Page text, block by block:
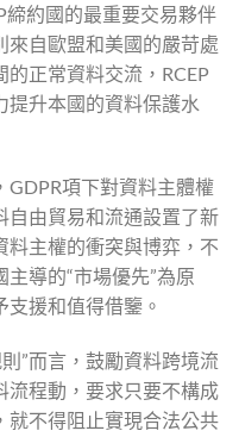
締約國的最重要交易夥伴
來自歐盟和美國的嚴苛處
正常資料交流，RCEP
提升本國的資料保護水
GDPR項下對資料主體權
自由貿易和流通設置了新
料主權的衝突與博弈，不
導的“市場優先”為原
援和值得借鑒。
”而言，鼓勵資料跨境流
流程動，要求只要不構成
就不得阻止實現合法公共